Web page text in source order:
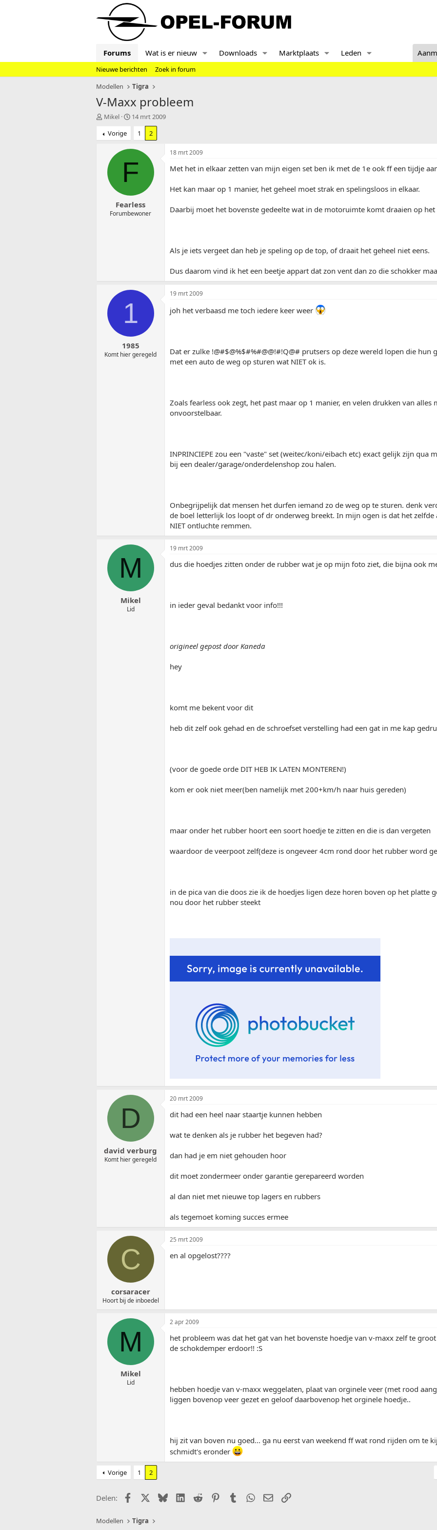
Forums Wat is er nieuw Downloads Marktplaats Leden
Nieuwe berichten
Zoek in forum
Modellen
Tigra
V-Maxx probleem
T
p
i
Mikel
S
t
m
14 mrt 2009
Vorige
1 2
F
Fearless
Forumbewoner
18 mrt 2009
Met het in elkaar zetten van mijn eigen set ben ik met de 1e ook ff een tijdje
Het kan maar op 1 manier, het geheel moet strak en spelingsloos in elkaar.
Daarbij moet het bovenste gedeelte wat in de motoruimte komt draaien op het
Als je iets vergeet dan heb je speling op de top, of draait het geheel niet eens.
Dus daarom vind ik het een beetje appart dat zon vent dan zo die schokker
1
1985
Komt hier geregeld
19 mrt 2009
joh het verbaasd me toch iedere keer weer
Dat er zulke !@#$@%$#%#@@!#!Q@# prutsers op deze wereld lopen die
met een auto de weg op sturen wat NIET ok is.
Zoals fearless ook zegt, het past maar op 1 manier, en velen drukken van alles
onvoorstelbaar.
INPRINCIEPE zou een "vaste" set (weitec/koni/eibach etc) exact gelijk zijn qua
bij een dealer/garage/onderdelenshop zou halen.
Onbegrijpelijk dat mensen het durfen iemand zo de weg op te sturen. denk
de boel letterlijk los loopt of dr onderweg breekt. In mijn ogen is dat het
NIET ontluchte remmen.
M
Mikel
Lid
19 mrt 2009
dus die hoedjes zitten onder de rubber wat je op mijn foto ziet, die bijna ook
in ieder geval bedankt voor info!!!
origineel gepost door Kaneda
hey
komt me bekent voor dit
heb dit zelf ook gehad en de schroefset verstelling had een gat in me kap
(voor de goede orde DIT HEB IK LATEN MONTEREN!)
kom er ook niet meer(ben namelijk met 200+km/h naar huis gereden)
maar onder het rubber hoort een soort hoedje te zitten en die is dan vergeten
waardoor de veerpoot zelf(deze is ongeveer 4cm rond door het rubber word
in de pica van die doos zie ik de hoedjes ligen deze horen boven op het platte
nou door het rubber steekt
D
david verburg
Komt hier geregeld
20 mrt 2009
dit had een heel naar staartje kunnen hebben
wat te denken als je rubber het begeven had?
dan had je em niet gehouden hoor
dit moet zondermeer onder garantie gerepareerd worden
al dan niet met nieuwe top lagers en rubbers
als tegemoet koming succes ermee
C
corsaracer
Hoort bij de inboedel
25 mrt 2009
en al opgelost????
M
Mikel
Lid
2 apr 2009
het probleem was dat het gat van het bovenste hoedje van v-maxx zelf te
de schokdemper erdoor!! :S
hebben hoedje van v-maxx weggelaten, plaat van orginele veer (met rood
liggen bovenop veer gezet en geloof daarbovenop het orginele hoedje..
hij zit van boven nu goed... ga nu eerst van weekend ff wat rond rijden om te
schmidt's eronder
Vorige 1 2
Delen: FacebookX (Twitter)
BlueskyLinkedIn
Reddit PinterestTumblr WhatsApp
E-mailLink
Modellen Tigra